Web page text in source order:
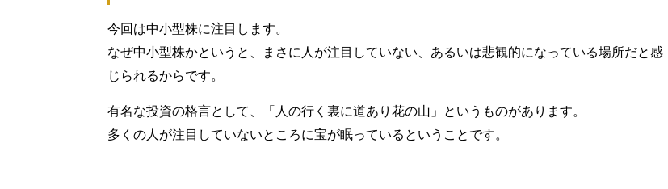
今回は中小型株に注目します。
なぜ中小型株かというと、まさに人が注目していない、あるいは悲観的になっている場所だと感
じられるからです。
有名な投資の格言として、「人の行く裏に道あり花の山」というものがあります。
多くの人が注目していないところに宝が眠っているということです。